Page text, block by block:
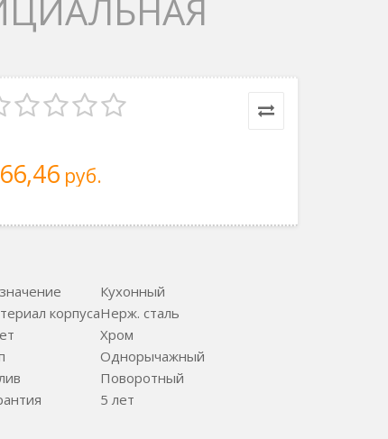
руб.
Кухонный
корпусаНерж. сталь
Хром
Однорычажный
Поворотный
5 лет